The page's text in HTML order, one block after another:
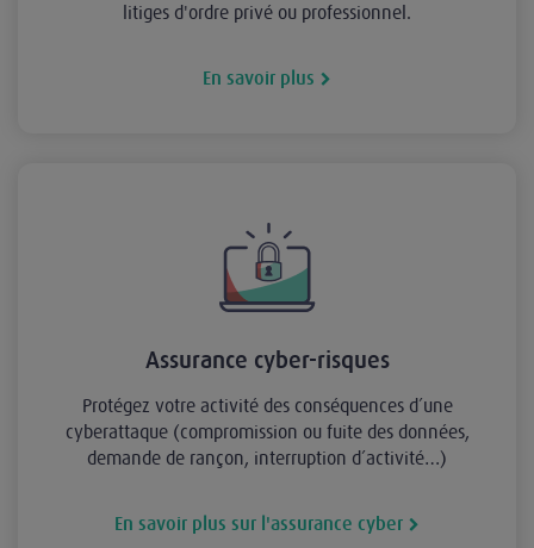
litiges d'ordre privé ou professionnel.
En savoir plus
Assurance cyber-risques
Protégez votre activité des conséquences d’une
cyberattaque (compromission ou fuite des données,
demande de rançon, interruption d’activité…)
En savoir plus sur l'assurance cyber